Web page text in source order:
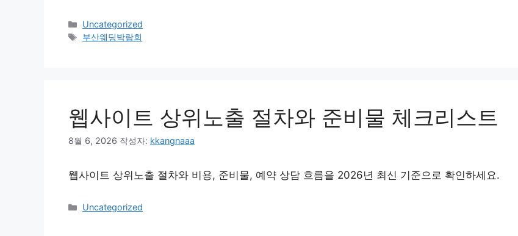
카
테
Uncategorized
태
부산웨딩박람회
웹사이트 상위노출 절차와 준비물 체크리스트
8월 6, 2026 작성자: kkangnaaa
웹사이트 상위노출 절차와 비용, 준비물, 예약 상담 흐름을 2026년 최신 기준으로 확인하세요.
카
Uncategorized